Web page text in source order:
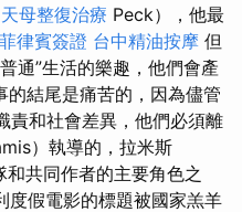
天母整復治療 Peck），他最
菲律賓簽證 台中精油按摩 但
通”生活的樂趣，他們會產
的結尾是痛苦的，因為儘管
責和社會差異，他們必須離
）執導的，拉米斯
和共同作者的主要角色之
度假電影的標題被國家羔羊